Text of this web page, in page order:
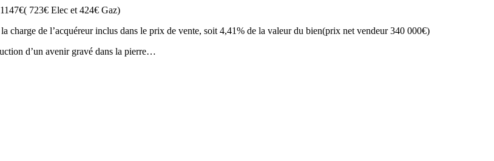
723€ Elec et 424€ Gaz)
de l’acquéreur inclus dans le prix de vente, soit 4,41% de la valeur du bien(prix net vendeur 340 000€)
d’un avenir gravé dans la pierre…